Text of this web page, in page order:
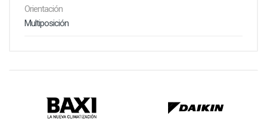
Orientación
Multiposición